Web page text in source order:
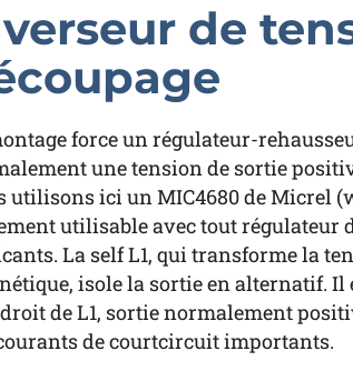
de
force un régulateur-
une tension de sortie
utilisons ici un MIC4680 de Micrel
utilisable avec tout régulateur
La self L1, qui transforme la
isole la sortie en alternatif.
de L1, sortie normalement
de courtcircuit importants.